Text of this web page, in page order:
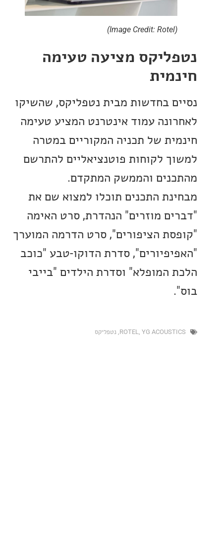
מציעה טעימה
בחדשות מבית נטפליקס, שהשיקו
עמוד אינטרנט המציע טעימה
של תכניה המקוריים במטרה
לקוחות פוטנציאליים להתרשם
והממשק המתקדם.
התכנים תוכלו למצוא שם את
מוזרים" הנהדרת, סרט האימה
הציפורים", סרט הדרמה המוערך
סדרת הדוקו-טבע "כוכב
המופלא" וסדרת הילדים "בייבי
ROTEL, YG
,נטפליקס